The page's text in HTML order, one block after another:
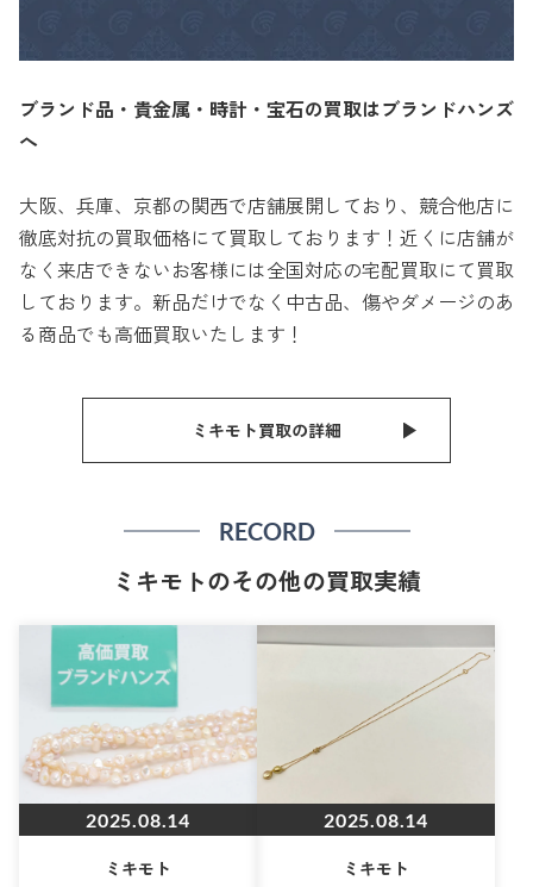
ブランド品・貴金属・時計・宝石の買取はブランドハンズ
へ
大阪、兵庫、京都の関西で店舗展開しており、競合他店に
徹底対抗の買取価格にて買取しております！近くに店舗が
なく来店できないお客様には全国対応の宅配買取にて買取
しております。新品だけでなく中古品、傷やダメージのあ
る商品でも高価買取いたします！
ミキモト買取の詳細
RECORD
ミキモトのその他の買取実績
2025.08.14
ミキモト
2025.08.14
ミキモト